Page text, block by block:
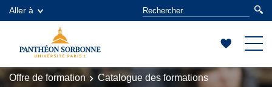
Aller à
Offre de formation
Catalogue des formations